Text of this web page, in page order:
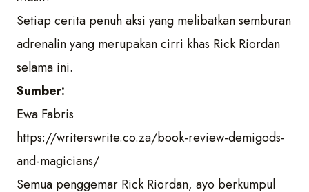
Setiap cerita penuh aksi yang melibatkan semburan
adrenalin yang merupakan cirri khas Rick Riordan
selama ini.
Sumber:
Ewa Fabris
https://writerswrite.co.za/book-review-demigods-
and-magicians/
Semua penggemar Rick Riordan, ayo berkumpul